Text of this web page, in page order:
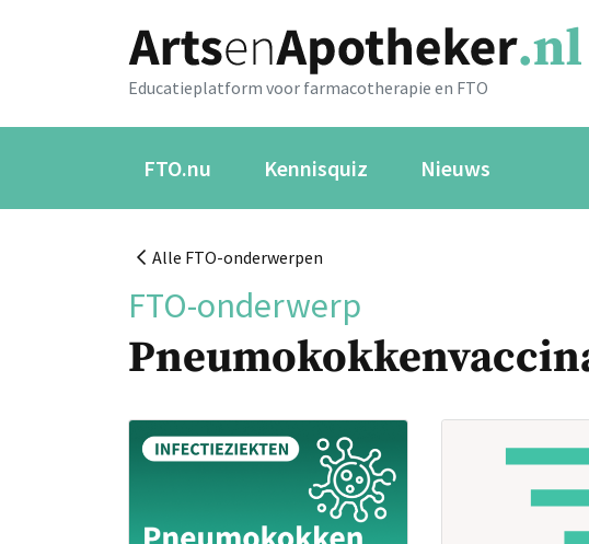
Educatieplatform voor farmacotherapie en FTO
FTO.nu Kennisquiz Nieuws
Alle FTO-onderwerpen
FTO-onderwerp